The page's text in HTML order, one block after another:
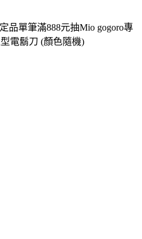
品單筆滿888元抽Mio gogoro專
電鬍刀 (顏色隨機)